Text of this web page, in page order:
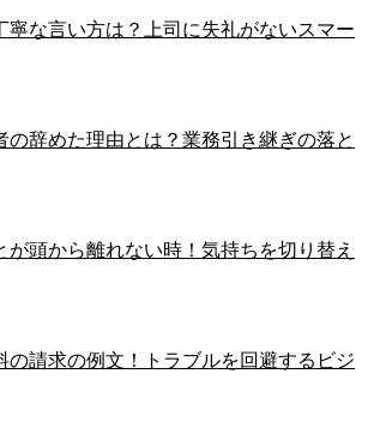
寧な言い方は？上司に失礼がないスマー
の辞めた理由とは？業務引き継ぎの落と
が頭から離れない時！気持ちを切り替え
の請求の例文！トラブルを回避するビジ